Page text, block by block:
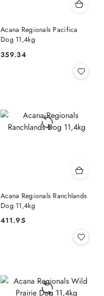
Acana Regionals Pacifica
Dog 11,4kg
Cena:
359.34
Acana Regionals Ranchlands
Dog 11,4kg
Cena:
411.95